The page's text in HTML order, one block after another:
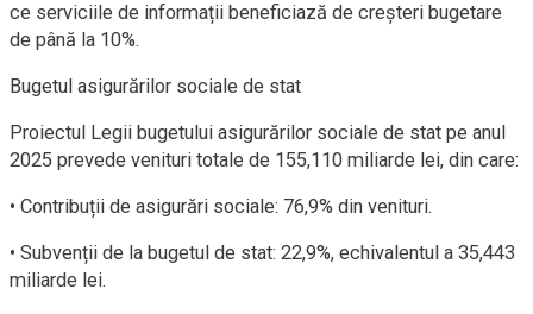
ce serviciile de informații beneficiază de creșteri bugetare
de până la 10%.
Bugetul asigurărilor sociale de stat
Proiectul Legii bugetului asigurărilor sociale de stat pe anul
2025 prevede venituri totale de 155,110 miliarde lei, din care:
• Contribuții de asigurări sociale: 76,9% din venituri.
• Subvenții de la bugetul de stat: 22,9%, echivalentul a 35,443
miliarde lei.